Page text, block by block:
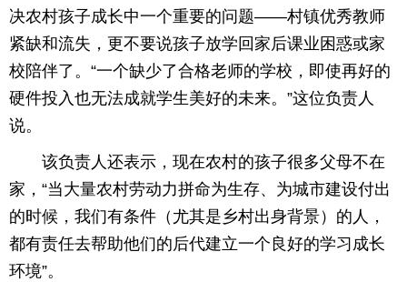
决农村孩子成长中一个重要的问题——村镇优秀教师
紧缺和流失，更不要说孩子放学回家后课业困惑或家
校陪伴了。“一个缺少了合格老师的学校，即使再好的
硬件投入也无法成就学生美好的未来。”这位负责人
说。
该负责人还表示，现在农村的孩子很多父母不在
家，“当大量农村劳动力拼命为生存、为城市建设付出
的时候，我们有条件（尤其是乡村出身背景）的人，
都有责任去帮助他们的后代建立一个良好的学习成长
环境”。